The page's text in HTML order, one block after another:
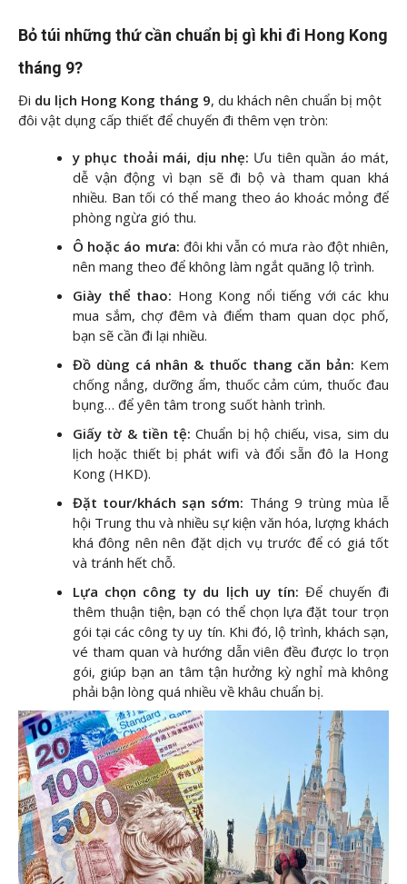
Bỏ túi những thứ cần chuẩn bị gì khi đi Hong Kong
tháng 9?
Đi du lịch Hong Kong tháng 9, du khách nên chuẩn bị một
đôi vật dụng cấp thiết để chuyến đi thêm vẹn tròn:
y phục thoải mái, dịu nhẹ: Ưu tiên quần áo mát,
dễ vận động vì bạn sẽ đi bộ và tham quan khá
nhiều. Ban tối có thể mang theo áo khoác mỏng để
phòng ngừa gió thu.
Ô hoặc áo mưa: đôi khi vẫn có mưa rào đột nhiên,
nên mang theo để không làm ngắt quãng lộ trình.
Giày thể thao: Hong Kong nổi tiếng với các khu
mua sắm, chợ đêm và điểm tham quan dọc phố,
bạn sẽ cần đi lại nhiều.
Đồ dùng cá nhân & thuốc thang căn bản: Kem
chống nắng, dưỡng ẩm, thuốc cảm cúm, thuốc đau
bụng… để yên tâm trong suốt hành trình.
Giấy tờ & tiền tệ: Chuẩn bị hộ chiếu, visa, sim du
lịch hoặc thiết bị phát wifi và đổi sẵn đô la Hong
Kong (HKD).
Đặt tour/khách sạn sớm: Tháng 9 trùng mùa lễ
hội Trung thu và nhiều sự kiện văn hóa, lượng khách
khá đông nên nên đặt dịch vụ trước để có giá tốt
và tránh hết chỗ.
Lựa chọn công ty du lịch uy tín: Để chuyến đi
thêm thuận tiện, bạn có thể chọn lựa đặt tour trọn
gói tại các công ty uy tín. Khi đó, lộ trình, khách sạn,
vé tham quan và hướng dẫn viên đều được lo trọn
gói, giúp bạn an tâm tận hưởng kỳ nghỉ mà không
phải bận lòng quá nhiều về khâu chuẩn bị.